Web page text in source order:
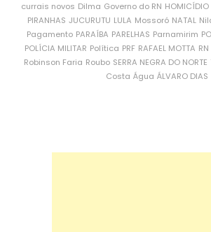
currais novos Dilma Governo do RN HOMICÍDIO
PIRANHAS JUCURUTU LULA Mossoró NATAL
Pagamento PARAÍBA PARELHAS Parnamirim
POLÍCIA MILITAR Política PRF RAFAEL MOTTA RN
Robinson Faria Roubo SERRA NEGRA DO NORTE
Costa Água ÁLVARO DIAS